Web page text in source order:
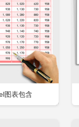
图表包含
立即下载